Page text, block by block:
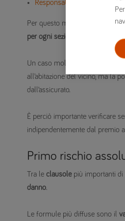
Responsabilità Civile verso
Per questo motivo non basta
per ogni sezione della polizza
Un caso molto comune
all’abitazione del vicino, ma la
dall’assicurato.
È perciò importante verificare
indipendentemente dal premio
Primo rischio
Tra le clausolepiù importanti di
danno.
Le formule più diffuse sono il